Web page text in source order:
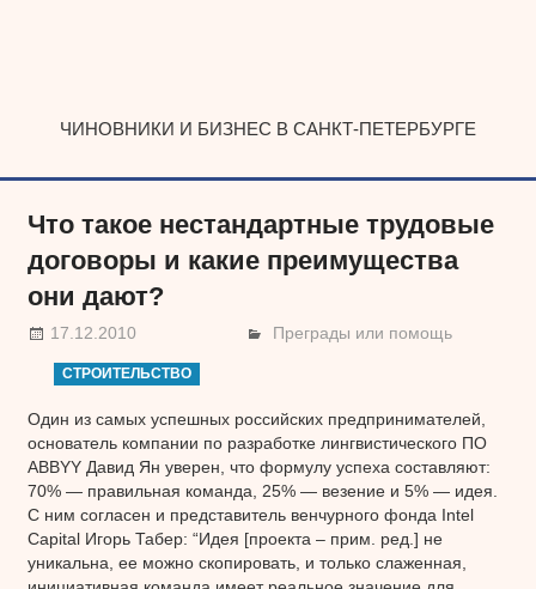
ЧИНОВНИКИ И БИЗНЕС В САНКТ-ПЕТЕРБУРГЕ
Что такое нестандартные трудовые
договоры и какие преимущества
они дают?
17.12.2010 Преграды или помощь
СТРОИТЕЛЬСТВО
Один из самых успешных российских предпринимателей,
основатель компании по разработке лингвистического ПО
ABBYY Давид Ян уверен, что формулу успеха составляют:
70% — правильная команда, 25% — везение и 5% — идея.
С ним согласен и представитель венчурного фонда Intel
Capital Игорь Табер: “Идея [проекта – прим. ред.] не
уникальна, ее можно скопировать, и только слаженная,